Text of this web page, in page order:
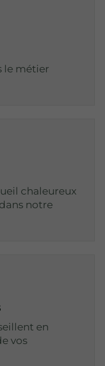
le métier
chaleureux
notre
en
vos